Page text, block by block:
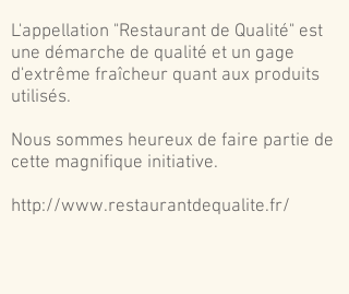
L'appellation "Restaurant de Qualité" est
une démarche de qualité et un gage
d'extrême fraîcheur quant aux produits
utilisés.
Nous sommes heureux de faire partie de
cette magnifique initiative.
http://www.restaurantdequalite.fr/